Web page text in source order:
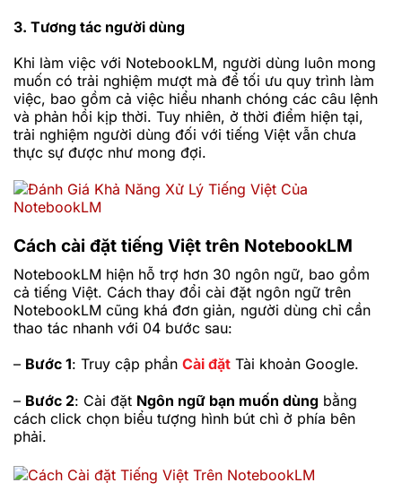
3. Tương tác người dùng
Khi làm việc với NotebookLM, người dùng luôn mong
muốn có trải nghiệm mượt mà để tối ưu quy trình làm
việc, bao gồm cả việc hiểu nhanh chóng các câu lệnh
và phản hồi kịp thời. Tuy nhiên, ở thời điểm hiện tại,
trải nghiệm người dùng đối với tiếng Việt vẫn chưa
thực sự được như mong đợi.
Cách cài đặt tiếng Việt trên NotebookLM
NotebookLM hiện hỗ trợ hơn 30 ngôn ngữ, bao gồm
cả tiếng Việt. Cách thay đổi cài đặt ngôn ngữ trên
NotebookLM cũng khá đơn giản, người dùng chỉ cần
thao tác nhanh với 04 bước sau:
– Bước 1: Truy cập phần Cài đặt Tài khoản Google.
– Bước 2: Cài đặt Ngôn ngữ bạn muốn dùng bằng
cách click chọn biểu tượng hình bút chì ở phía bên
phải.